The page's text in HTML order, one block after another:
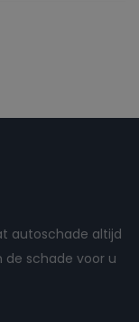
autoschade altijd
de schade voor u